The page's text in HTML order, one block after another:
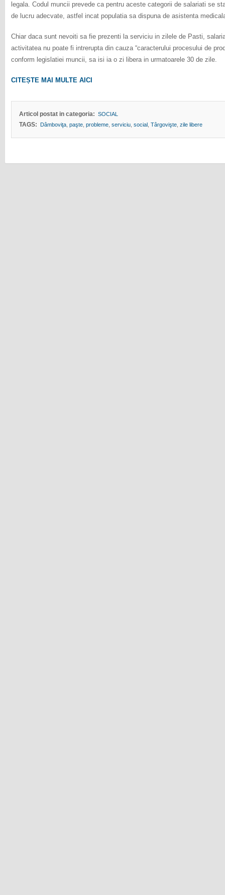
legala. Codul muncii prevede ca pentru aceste categorii de salariati se
de lucru adecvate, astfel incat populatia sa dispuna de asistenta
Chiar daca sunt nevoiti sa fie prezenti la serviciu in zilele de Pasti,
activitatea nu poate fi intrerupta din cauza “caracterului procesului de
conform legislatiei muncii, sa isi ia o zi libera in urmatoarele 30 de zile.
CITEȘTE MAI MULTE AICI
Articol postat in categoria: SOCIAL
TAGS: Dâmboviţa, paşte, probleme, serviciu, social, Târgovişte, zile libere